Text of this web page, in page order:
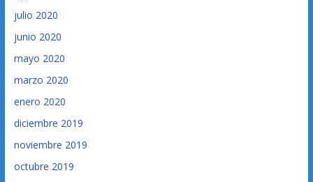
julio 2020
junio 2020
mayo 2020
marzo 2020
enero 2020
diciembre 2019
noviembre 2019
octubre 2019